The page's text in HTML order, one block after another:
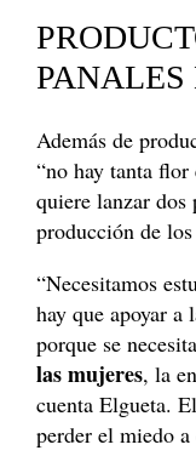
PANALES
Además de
“no hay tanta
quiere lanzar dos
producción de los
“Necesitamos
hay que apoyar a
porque se
las mujeres, la
cuenta Elgueta.
perder el miedo a